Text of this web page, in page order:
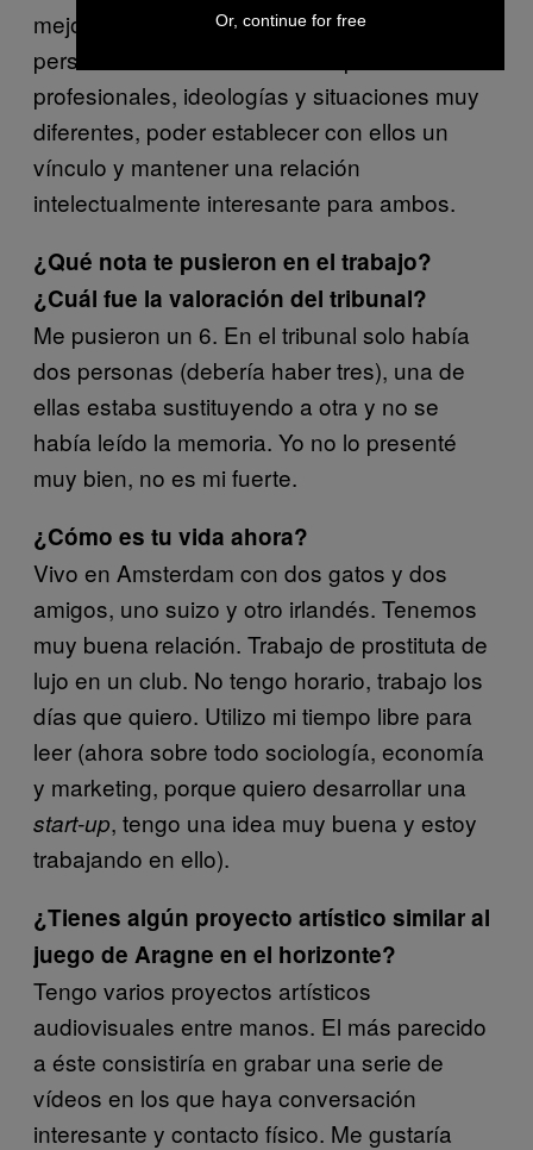
mejor de la prostitución ha sido conocer a
personas interesantes de campos
profesionales, ideologías y situaciones muy
diferentes, poder establecer con ellos un
vínculo y mantener una relación
intelectualmente interesante para ambos.
¿Qué nota te pusieron en el trabajo?
¿Cuál fue la valoración del tribunal?
Me pusieron un 6. En el tribunal solo había
dos personas (debería haber tres), una de
ellas estaba sustituyendo a otra y no se
había leído la memoria. Yo no lo presenté
muy bien, no es mi fuerte.
¿Cómo es tu vida ahora?
Vivo en Amsterdam con dos gatos y dos
amigos, uno suizo y otro irlandés. Tenemos
muy buena relación. Trabajo de prostituta de
lujo en un club. No tengo horario, trabajo los
días que quiero. Utilizo mi tiempo libre para
leer (ahora sobre todo sociología, economía
y marketing, porque quiero desarrollar una
start-up, tengo una idea muy buena y estoy
trabajando en ello).
¿Tienes algún proyecto artístico similar al
juego de Aragne en el horizonte?
Tengo varios proyectos artísticos
audiovisuales entre manos. El más parecido
a éste consistiría en grabar una serie de
vídeos en los que haya conversación
interesante y contacto físico. Me gustaría
Or, continue for free